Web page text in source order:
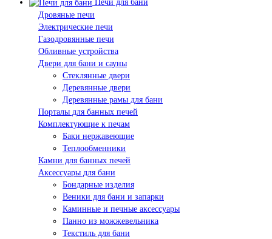
Печи для бани
Дровяные печи
Электрические печи
Газодровянные печи
Обливные устройства
Двери для бани и сауны
Стеклянные двери
Деревянные двери
Деревянные рамы для бани
Порталы для банных печей
Комплектующие к печам
Баки нержавеющие
Теплообменники
Камни для банных печей
Аксессуары для бани
Бондарные изделия
Веники для бани и запарки
Каминные и печные аксессуары
Панно из можжевельника
Текстиль для бани